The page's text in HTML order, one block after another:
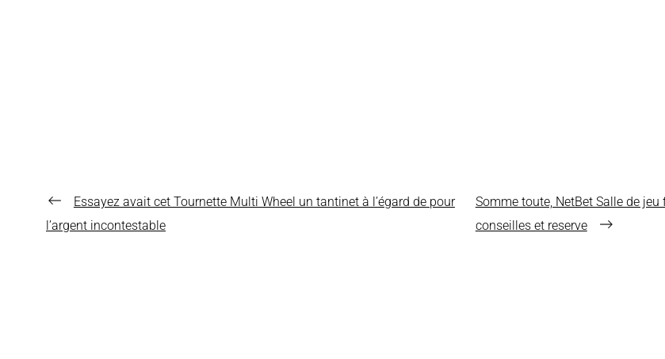
←
Essayez avait cet Tournette Multi Wheel un tantinet à l’égard de pour
l’argent incontestable
Somme toute, NetBet Salle de
conseilles et reserve
→